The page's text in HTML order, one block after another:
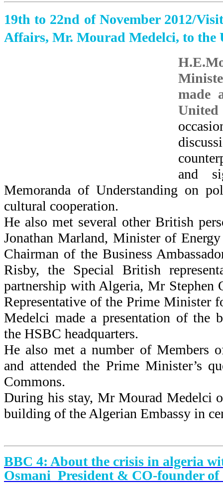
19th to 22nd of November 2012/
Affairs, Mr. Mourad Medelci, to the
made
and
Memoranda of Understanding on
cultural cooperation.
He also met several other British
Jonathan Marland, Minister of
Chairman of the Business
Risby, the Special British
partnership with Algeria, Mr Stephen
Representative of the Prime Minister
Medelci made a presentation of the
the HSBC headquarters.
He also met a number of Members
and attended the Prime Minister’s
Commons.
During his stay, Mr Mourad Medelci
building of the Algerian Embassy in
BBC 4: About the crisis in algeria
Osmani President & CO-founder